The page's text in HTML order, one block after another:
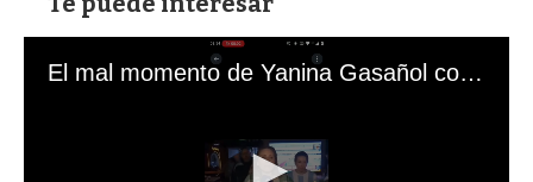
El mal momento de Yanina Gasañol con un hincha argentino en "Subrayado"